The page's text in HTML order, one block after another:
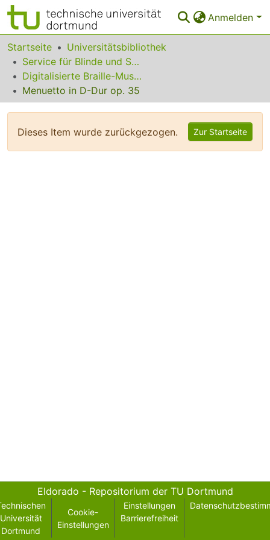
Anmelden
Bereiche & Sammlungen
Das gesamte Repositorium
Statistiken
Startseite
Universitätsbibliothek
Service für Blinde und Sehbehinderte
Digitalisierte Braille-Musik-Matrizen des VzfB
Menuetto in D-Dur op. 35
Dieses Item wurde zurückgezogen. Zur Startseite
Eldorado - Repositorium der TU Dortmund
Universität
Dortmund
Cookie-
Einstellungen
Einstellungen
Barrierefreiheit